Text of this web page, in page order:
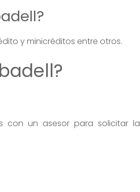
y minicréditos entre otros.
con un asesor para solicitar la